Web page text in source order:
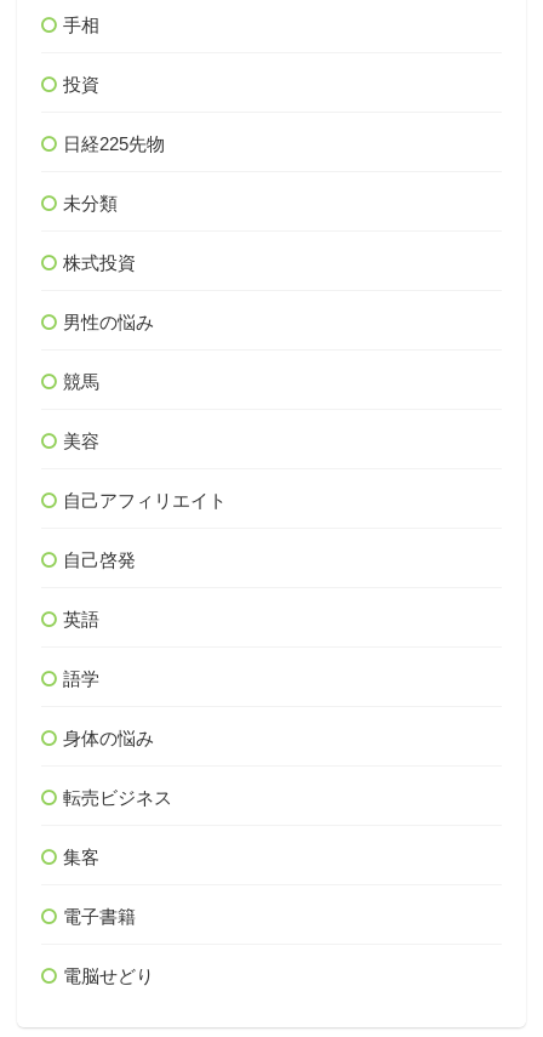
手相
投資
日経225先物
未分類
株式投資
男性の悩み
競馬
美容
自己アフィリエイト
自己啓発
英語
語学
身体の悩み
転売ビジネス
集客
電子書籍
電脳せどり